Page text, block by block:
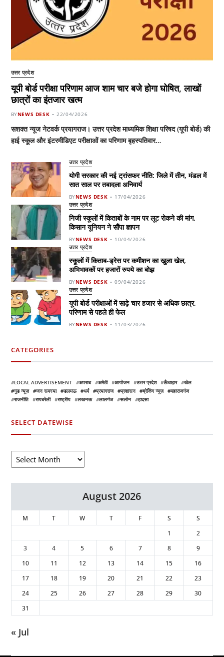
उत्तर प्रदेश
यूपी बोर्ड परीक्षा परिणाम आज शाम चार बजे होगा घोषित, लाखों
छात्रों का इंतजार खत्म
BYNEWS DESK 22/04/2026
सशक्त न्यूज नेटवर्क प्रयागराज। उत्तर प्रदेश माध्यमिक शिक्षा परिषद (यूपी बोर्ड) की
हाई स्कूल और इंटरमीडिएट परीक्षाओं का परिणाम बृहस्पतिवार…
उत्तर प्रदेश
योगी सरकार की नई ट्रांसफर नीति: जिले में तीन, मंडल में
सात साल पर तबादला अनिवार्य
BYNEWS DESK 17/04/2026
उत्तर प्रदेश
निजी स्कूलों में किताबों के नाम पर लूट रोकने की मांग,
किसान यूनियन ने सौंपा ज्ञापन
BYNEWS DESK 10/04/2026
उत्तर प्रदेश
स्कूलों में किताब-ड्रेस पर कमीशन का खुला खेल,
अभिभावकों पर हजारों रुपये का बोझ
BYNEWS DESK 09/04/2026
उत्तर प्रदेश
यूपी बोर्ड परीक्षाओं में साढ़े चार हजार से अधिक छात्र,
परिणाम से पहले ही फेल
BYNEWS DESK 11/03/2026
CATEGORIES
LOCAL ADVERTISEMENT अपराध अमेठी आयोजन उत्तर प्रदेश ऊँचाहार
खेल
गुड न्यूज़
जन समस्या डलमऊ धर्म प्रयागराज प्रशासन ब्रेकिंग न्यूज़
महाराजगंज
राजनीति
रायबरेली राष्ट्रीय लखनऊ लालगंज सलोन हादसा
SELECT DATEWISE
August 2026
M T W T F S
S
1
2
3
4 5 6 7 8
9
10
11 12 13 14 15
16
17
18 19 20 21 22
23
24
25 26 27 28 29
30
31
« Jul